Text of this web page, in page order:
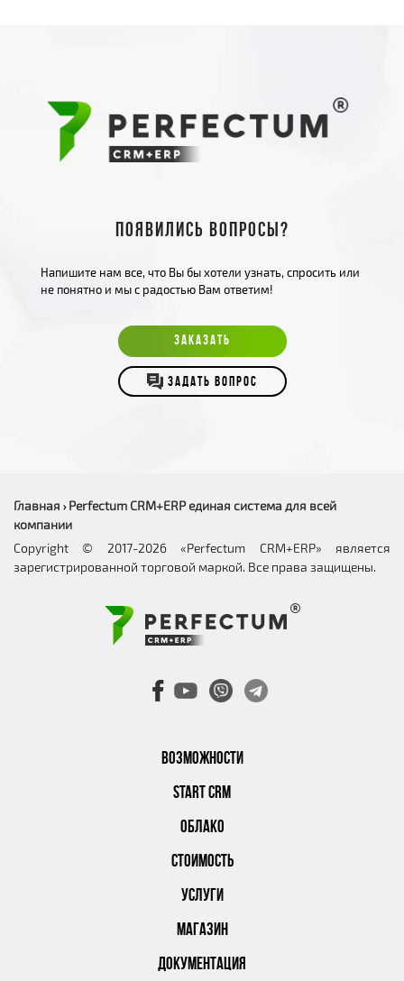
Появились вопросы?
Напишите нам все, что Вы бы хотели узнать, спросить или
не понятно и мы с радостью Вам ответим!
ЗАКАЗАТЬ
ЗАДАТЬ ВОПРОС
ВОЗМОЖНОСТИ
START CRM
ОБЛАКО
СТОИМОСТЬ
УСЛУГИ
МАГАЗИН
ДОКУМЕНТАЦИЯ
Главная › Perfectum CRM+ERP единая система для всей
компании
Copyright © 2017-2026 «Perfectum CRM+ERP» является
зарегистрированной торговой маркой. Все права защищены.